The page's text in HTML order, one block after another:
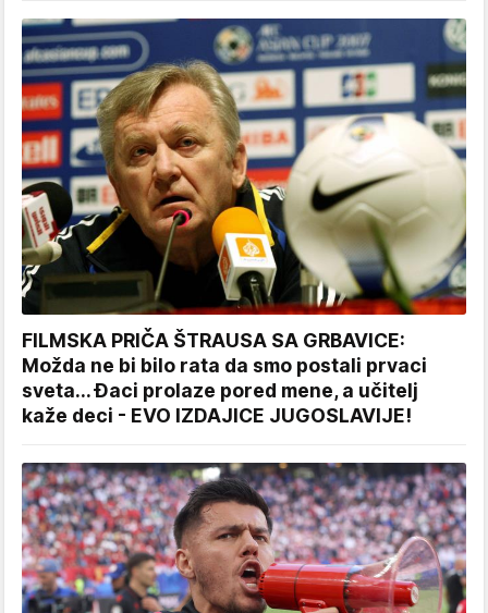
FILMSKA PRIČA ŠTRAUSA SA GRBAVICE:
Možda ne bi bilo rata da smo postali prvaci
sveta... Đaci prolaze pored mene, a učitelj
kaže deci - EVO IZDAJICE JUGOSLAVIJE!